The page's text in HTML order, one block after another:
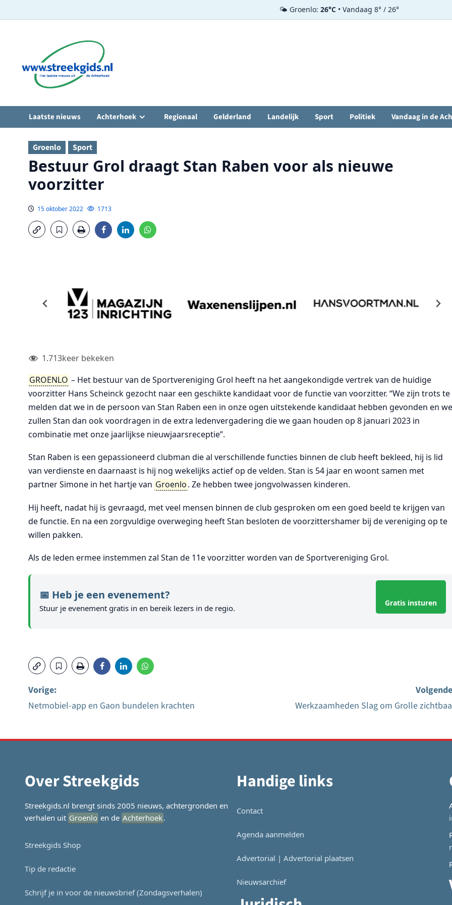
🌤️ Groenlo: 26°C • Vandaag 8° / 26°
inhoud
Laatste nieuws Achterhoek Regionaal Gelderland Landelijk Sport Politiek Vandaag in de
Groenlo Sport
Bestuur Grol draagt Stan Raben voor als nieuwe
voorzitter
15 oktober 2022 1713
1.713keer bekeken
GROENLO – Het bestuur van de Sportvereniging Grol heeft na het aangekondigde vertrek van de huidige
voorzitter Hans Scheinck gezocht naar een geschikte kandidaat voor de functie van voorzitter. “We zijn trots te
melden dat we in de persoon van Stan Raben een in onze ogen uitstekende kandidaat hebben gevonden en we
zullen Stan dan ook voordragen in de extra ledenvergadering die we gaan houden op 8 januari 2023 in
combinatie met onze jaarlijkse nieuwjaarsreceptie”.
Stan Raben is een gepassioneerd clubman die al verschillende functies binnen de club heeft bekleed, hij is lid
van verdienste en daarnaast is hij nog wekelijks actief op de velden. Stan is 54 jaar en woont samen met
partner Simone in het hartje van Groenlo. Ze hebben twee jongvolwassen kinderen.
Hij heeft, nadat hij is gevraagd, met veel mensen binnen de club gesproken om een goed beeld te krijgen van
de functie. En na een zorgvuldige overweging heeft Stan besloten de voorzittershamer bij de vereniging op te
willen pakken.
Als de leden ermee instemmen zal Stan de 11e voorzitter worden van de Sportvereniging Grol.
📅 Heb je een evenement?
Stuur je evenement gratis in en bereik lezers in de regio.
Gratis insturen
navigatie
Vorige:
Netmobiel-app en Gaon bundelen krachten
Werkzaamheden Slag om Grolle
Over Streekgids
Streekgids.nl brengt sinds 2005 nieuws, achtergronden en
verhalen uit Groenlo en de Achterhoek.
Streekgids Shop
Tip de redactie
Schrijf je in voor de nieuwsbrief (Zondagsverhalen)
Handige links
Contact
Agenda aanmelden
Advertorial | Advertorial plaatsen
Nieuwsarchief